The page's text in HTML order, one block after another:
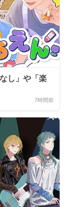
し」や「楽
7時間前